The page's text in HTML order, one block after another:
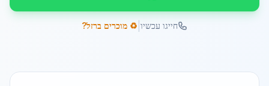
חייגו עכשיו ♻️ מוכרים ברזל?